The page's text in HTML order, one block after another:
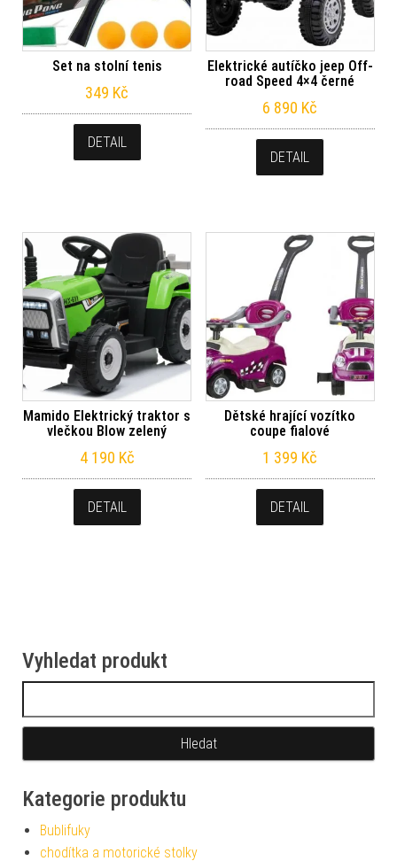
Set na stolní tenis
349 Kč
DETAIL
Elektrické autíčko jeep Off-
road Speed 4×4 černé
6 890 Kč
DETAIL
Mamido Elektrický traktor s
vlečkou Blow zelený
4 190 Kč
DETAIL
Dětské hrající vozítko
coupe fialové
1 399 Kč
DETAIL
Vyhledat produkt
Kategorie produktu
Bublifuky
chodítka a motorické stolky